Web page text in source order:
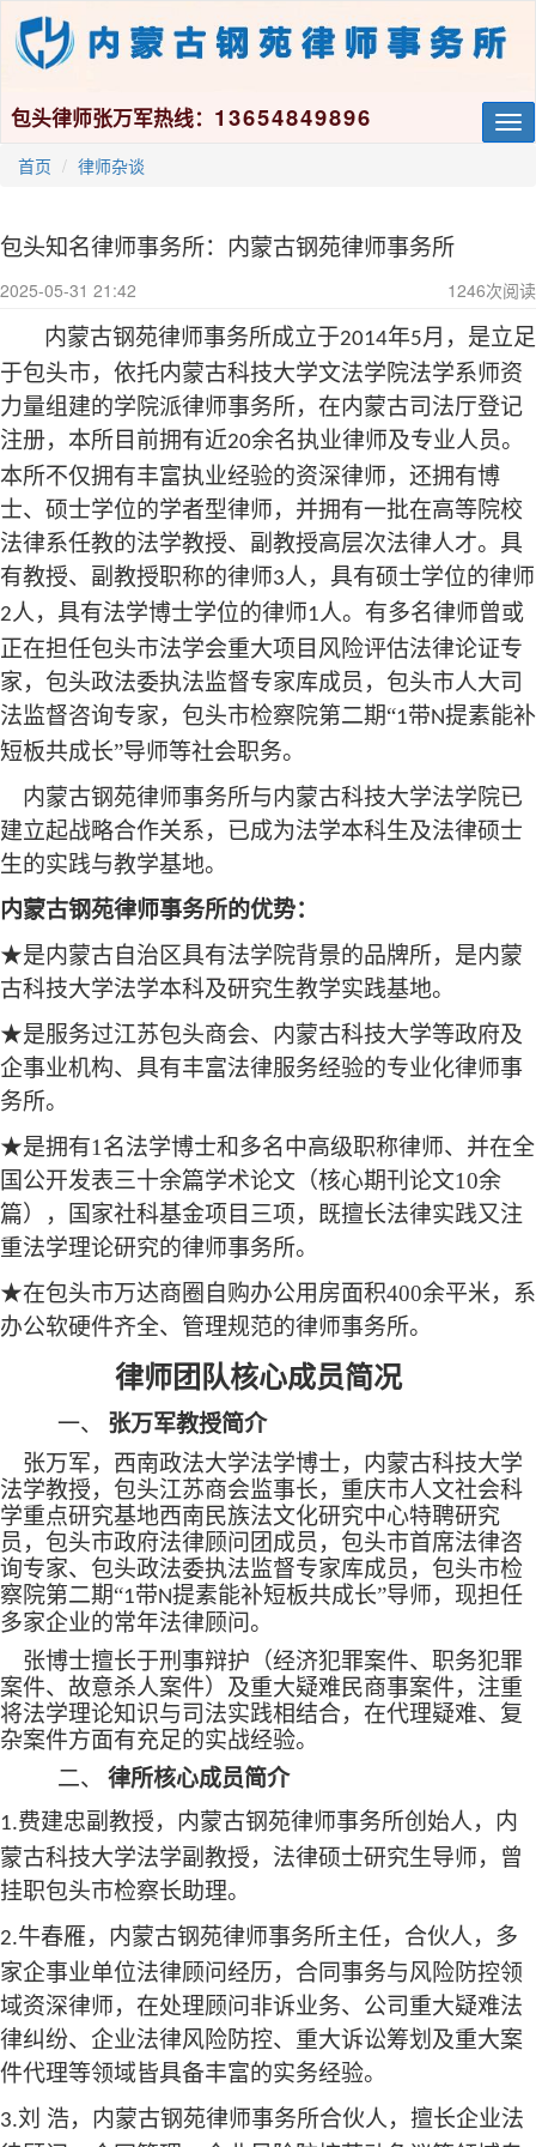
包头律师张万军热线： 13654849896
首页 律师杂谈
包头知名律师事务所：内蒙古钢苑律师事务所
2025-05-31 21:42 1246次阅读
内蒙古钢苑律师事务所成立于2014年5月，是立足
于包头市， 依托内蒙古科技大学文法学院法学系师资
力量组建的学院派律师事务所，在内蒙古司法厅登记
注册， 本所目前拥有近20余名执业律师及专业人员。
本所不仅拥有丰富执业经验的资深律师，还拥有博
士、硕士学位的学者型律师，并拥有一批在高等院校
法律系任教的法学教授、副教授高层次法律人才。具
有教授、副教授职称的律师3人，具有硕士学位的律师
2人，具有法学博士学位的律师1人。 有多名律师曾或
正在担任包头市法学会重大项目风险评估法律论证专
家，包头政法委执法监督专家库成员，包头市人大司
法监督咨询专家，包头市检察院第二期“1带N提素能补
短板共成长”导师等社会职务。
内蒙古钢苑律师事务所与内蒙古科技大学法学院已
建立起战略合作关系，已成为法学本科生及法律硕士
生的实践与教学基地。
内蒙古钢苑律师事务所的优势：
★是内蒙古自治区具有法学院背景的品牌所，是内蒙
古科技大学法学本科及研究生教学实践基地。
★是服务过江苏包头商会、 内蒙古科技大学等政府及
企事业机构、具有丰富法律服务经验的专业化律师事
务所。
★是拥有1名法学博士和多名中高级职称律师、并在全
国公开发表三十余篇学术论文（核心期刊论文10余
篇）
， 国家社科基金项目三项，
既擅长法律实践又注
重法学理论研究的律师事务所。
★在包头市万达商圈自购办公用房面积400余平米， 系
办公软硬件齐全、管理规范的律师事务所。
律师团队核心成员简况
一、 张万军教授简介
张万军， 西南政法大学法学博士，内蒙古科技大学
法学教授，包头江苏商会监事长，重庆市人文社会科
学重点研究基地西南民族法文化研究中心特聘研究
员，包头市政府法律顾问团成员，包头市首席法律咨
询专家、包头政法委执法监督专家库成员，包头市检
察院第二期“1带N提素能补短板共成长”导师，现担任
多家企业的常年法律顾问。
张博士擅长于刑事辩护（经济犯罪案件、职务犯罪
案件、故意杀人案件）及重大疑难民商事案件，注重
将法学理论知识与司法实践相结合，在代理疑难、复
杂案件方面有充足的实战经验。
二、 律所核心成员简介
1.费建忠副教授，内蒙古钢苑律师事务所创始人，内
蒙古科技大学法学副 教授， 法律硕士研究生导师，曾
挂职包头市检察长助理。
2.牛春雁，内蒙古钢苑律师事务所主任，合伙人，多
家企事业单位法律顾问经历，合同事务与风险防控领
域资深律师，在处理顾问非诉业务、公司重大疑难法
律纠纷、企业法律风险防控、重大诉讼筹划及重大案
件代理等领域皆具备丰富的实务经验。
3.刘 浩，内蒙古钢苑律师事务所合伙人，擅长企业法